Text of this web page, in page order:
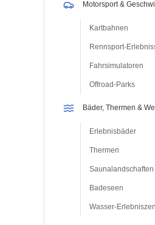
Motorsport &
Kartbahnen
Rennsport-
Fahrsimulatoren
Offroad-Parks
Bäder, Thermen &
Erlebnisbäder
Thermen
Saunalandschaften
Badeseen
Wasser-